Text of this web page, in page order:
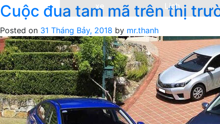
xe
Lịch
Cuộc đua tam mã trên thị
Posted on 31 Tháng Bảy, 2018 by mr.thanh